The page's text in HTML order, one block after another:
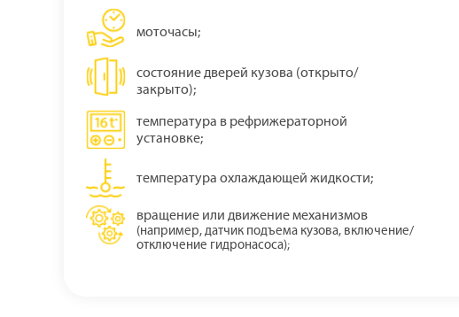
моточасы;
состояние дверей кузова (открыто/
закрыто);
температура в рефрижераторной
установке;
температура охлаждающей жидкости;
вращение или движение механизмов
(например, датчик подъема кузова, включение/
отключение гидронасоса);